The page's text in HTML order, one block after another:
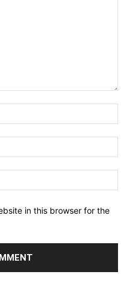
in this browser for the